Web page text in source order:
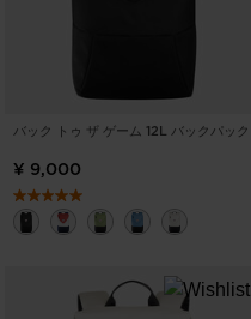
バック トゥ ザ ゲーム 12L バックパック
¥ 9,000